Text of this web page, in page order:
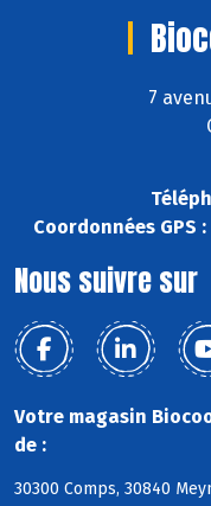
7
Coordonnées GPS :
Nous suivre sur
Votre magasin
de :
30300 Comps, 30840